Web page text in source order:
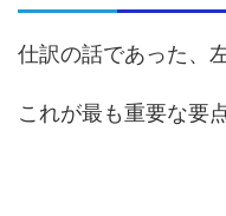
仕訳の話であった、
これが最も重要な要